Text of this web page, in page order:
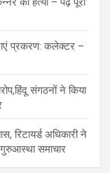
प्रकरण: कलेक्टर –
संगठनों ने किया
रिटायर्ड अधिकारी ने
समाचार